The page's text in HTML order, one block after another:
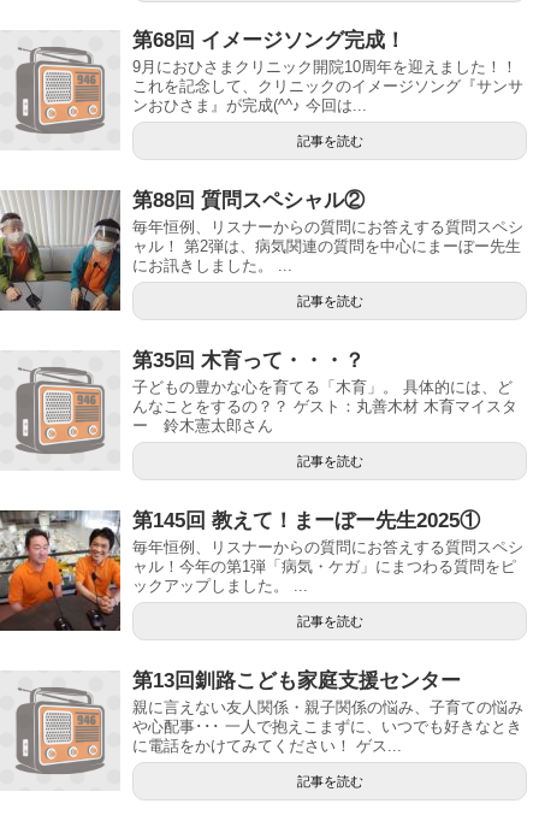
第68回 イメージソング完成！
9月におひさまクリニック開院10周年を迎えました！！
これを記念して、クリニックのイメージソング『サンサ
ンおひさま』が完成(^^♪ 今回は...
記事を読む
第88回 質問スペシャル②
毎年恒例、リスナーからの質問にお答えする質問スペシ
ャル！ 第2弾は、病気関連の質問を中心にまーぼー先生
にお訊きしました。 ...
記事を読む
第35回 木育って・・・？
子どもの豊かな心を育てる「木育」。 具体的には、ど
んなことをするの？？ ゲスト：丸善木材 木育マイスタ
ー 鈴木憲太郎さん
記事を読む
第145回 教えて！まーぼー先生2025①
毎年恒例、リスナーからの質問にお答えする質問スペシ
ャル！今年の第1弾「病気・ケガ」にまつわる質問をピ
ックアップしました。 ...
記事を読む
第13回釧路こども家庭支援センター
親に言えない友人関係・親子関係の悩み、子育ての悩み
や心配事･･･ 一人で抱えこまずに、いつでも好きなとき
に電話をかけてみてください！ ゲス...
記事を読む